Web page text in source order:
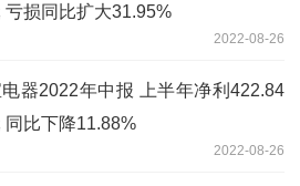
亏损同比扩大31.95%
2022-08-26
器2022年中报 上半年净利422.84
同比下降11.88%
2022-08-26